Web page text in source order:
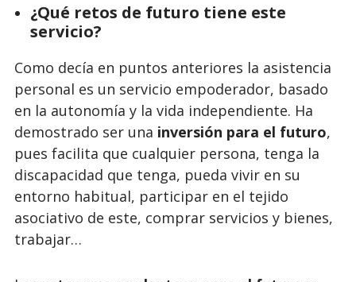
¿Qué retos de futuro tiene este
servicio?
Como decía en puntos anteriores la asistencia
personal es un servicio empoderador, basado
en la autonomía y la vida independiente. Ha
demostrado ser una inversión para el futuro,
pues facilita que cualquier persona, tenga la
discapacidad que tenga, pueda vivir en su
entorno habitual, participar en el tejido
asociativo de este, comprar servicios y bienes,
trabajar…